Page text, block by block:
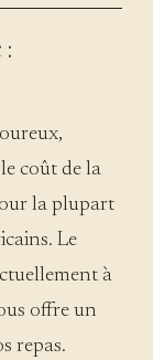
coût de la
la plupart
Le
à
offre un
repas.